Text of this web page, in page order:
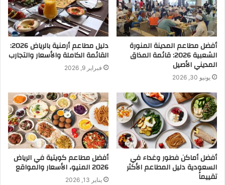
أفضل مطاعم المدينة المنورة
الشعبية 2026: قائمة المذاق
المديني الأصيل
يونيو 30, 2026
دليل مطاعم أرمنية بالرياض 2026:
القائمة الكاملة والأسعار والتجارب
فبراير 9, 2026
أفضل أماكن فطور وغداء في
السعودية دليل المطاعم الأكثر
تقييماً
أفضل مطاعم كويتية في الرياض
2026 المنيو، الأسعار والمواقع
يناير 13, 2026